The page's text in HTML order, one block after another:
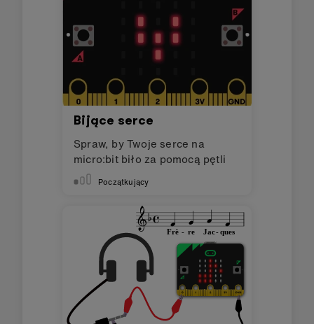
Bijące serce
Spraw, by Twoje serce na
micro:bit biło za pomocą pętli
Początkujący